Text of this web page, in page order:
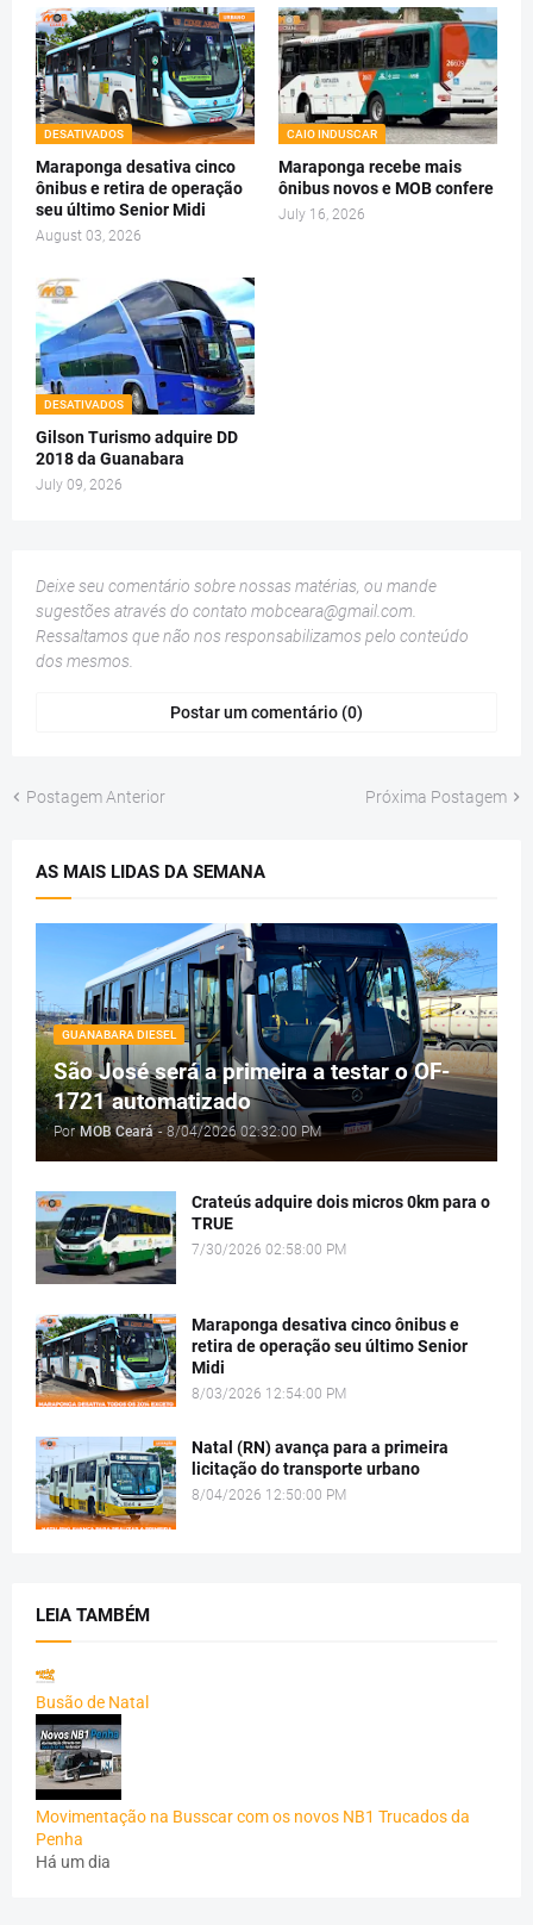
DESATIVADOS
Maraponga desativa cinco
ônibus e retira de operação
seu último Senior Midi
August 03, 2026
CAIO INDUSCAR
Maraponga recebe mais
ônibus novos e MOB confere
July 16, 2026
DESATIVADOS
Gilson Turismo adquire DD
2018 da Guanabara
July 09, 2026
Deixe seu comentário sobre nossas matérias, ou mande
sugestões através do contato mobceara@gmail.com
Ressaltamos que não nos responsabilizamos pelo conteúdo
dos mesmos.
Postar um comentário (0)
Postagem Anterior Próxima Postagem
AS MAIS LIDAS DA SEMANA
GUANABARA DIESEL
São José será a primeira a testar o OF-
1721 automatizado
Por MOB Ceará - 8/04/2026 02:32:00 PM
Crateús adquire dois micros 0km para o
TRUE
7/30/2026 02:58:00 PM
Maraponga desativa cinco ônibus e
retira de operação seu último Senior
Midi
8/03/2026 12:54:00 PM
Natal (RN) avança para a primeira
licitação do transporte urbano
8/04/2026 12:50:00 PM
LEIA TAMBÉM
Busão de Natal
Movimentação na Busscar com os novos NB1 Trucados da
Penha
Há um dia